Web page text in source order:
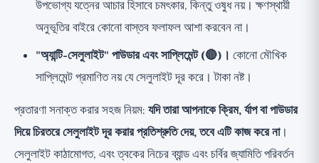
উপভোগ্য যত্নের আচার হিসাবে চমৎকার, কিন্তু ওষুধ নয়। ক্ষণস্থায়ী
অনুভূতির বাইরে কোনো বাস্তব ফলাফল আশা করবেন না।
"অ্যান্টি-সেলুলাইট" পাউডার এবং সাপ্লিমেন্ট (🔴)। কোনো মৌখিক
সাপ্লিমেন্ট প্রমাণিত নয় যে সেলুলাইট দূর করে। টাকা নষ্ট।
প্রতারণা সনাক্ত করার সহজ নিয়ম: যদি তারা আপনাকে ক্রিম, র্যাপ বা পাউডার
দিয়ে চিরতরে সেলুলাইট দূর করার প্রতিশ্রুতি দেয়, তবে এটি কাজ করে না।
সেলুলাইট কাঠামোগত, এবং ত্বকের নিচের ব্যান্ড এবং চর্বির জ্যামিতি পরিবর্তন